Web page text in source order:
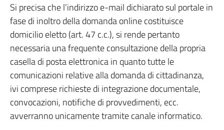
Si precisa che l’indirizzo e-mail dichiarato sul portale in
fase di inoltro della domanda online costituisce
domicilio eletto (art. 47 c.c.), si rende pertanto
necessaria una frequente consultazione della propria
casella di posta elettronica in quanto tutte le
comunicazioni relative alla domanda di cittadinanza,
ivi comprese richieste di integrazione documentale,
convocazioni, notifiche di provvedimenti, ecc.
avverranno unicamente tramite canale informatico.